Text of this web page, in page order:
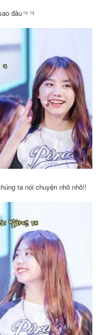
đâuㅋㅋ
ta nói chuyện nhỏ nhỏ!!